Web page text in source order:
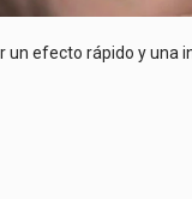
un efecto rápido y